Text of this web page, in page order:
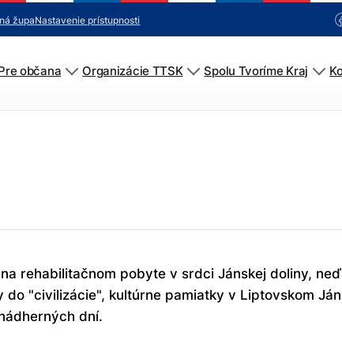
župaNastavenie prístupnosti
občana Organizácie TTSK Spolu Tvoríme Kraj
rehabilitačnom pobyte v srdci Jánskej doliny,
"civilizácie", kultúrne pamiatky v Liptovskom
dní.